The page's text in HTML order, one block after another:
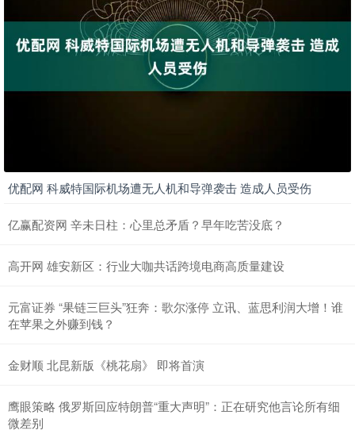
优配网 科威特国际机场遭无人机和导弹袭击 造成人员受伤
亿赢配资网 辛未日柱：心里总矛盾？早年吃苦没底？
高开网 雄安新区：行业大咖共话跨境电商高质量建设
元富证券 “果链三巨头”狂奔：歌尔涨停 立讯、蓝思利润大增！谁
在苹果之外赚到钱？
金财顺 北昆新版《桃花扇》 即将首演
鹰眼策略 俄罗斯回应特朗普“重大声明”：正在研究他言论所有细
微差别